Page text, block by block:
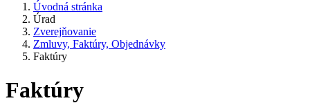
Úvodná stránka
Úrad
Zverejňovanie
Zmluvy, Faktúry, Objednávky
Faktúry
Faktúry